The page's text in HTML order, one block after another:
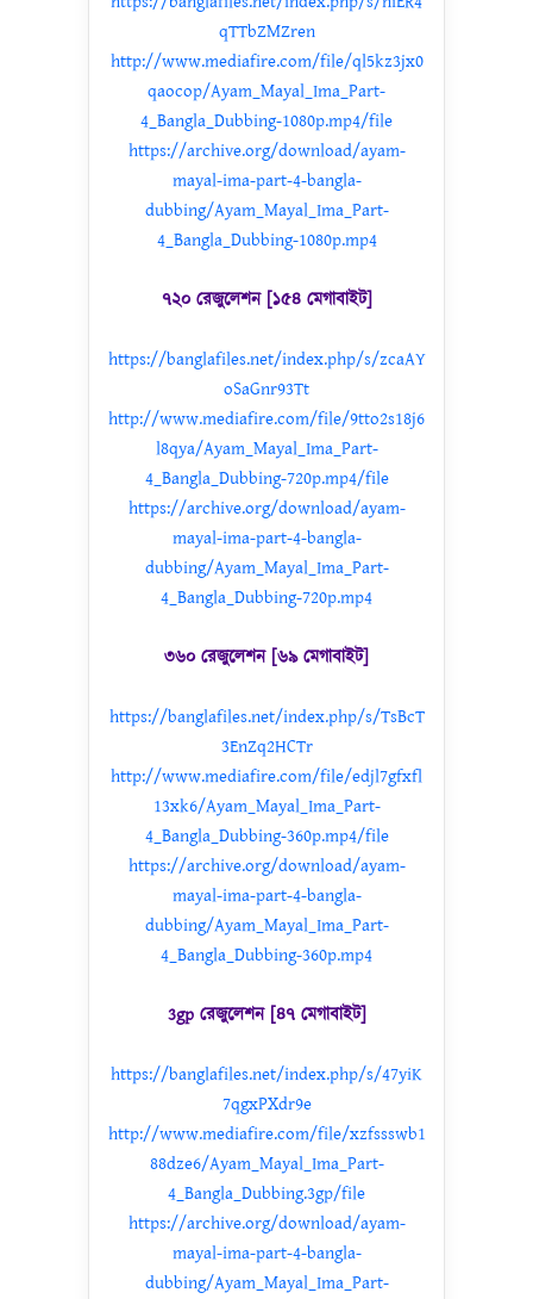
qTTbZMZren
http://www.mediafire.com/file/ql5kz3jx0
qaocop/Ayam_Mayal_Ima_Part-
4_Bangla_Dubbing-1080p.mp4/file
https://archive.org/download/ayam-
mayal-ima-part-4-bangla-
dubbing/Ayam_Mayal_Ima_Part-
4_Bangla_Dubbing-1080p.mp4
৭২০ রেজুলেশন [১৫৪ মেগাবাইট]
https://banglafiles.net/index.php/s/zcaAY
oSaGnr93Tt
http://www.mediafire.com/file/9tto2s18j6
l8qya/Ayam_Mayal_Ima_Part-
4_Bangla_Dubbing-720p.mp4/file
https://archive.org/download/ayam-
mayal-ima-part-4-bangla-
dubbing/Ayam_Mayal_Ima_Part-
4_Bangla_Dubbing-720p.mp4
৩৬০ রেজুলেশন [৬৯ মেগাবাইট]
https://banglafiles.net/index.php/s/TsBcT
3EnZq2HCTr
http://www.mediafire.com/file/edjl7gfxfl
13xk6/Ayam_Mayal_Ima_Part-
4_Bangla_Dubbing-360p.mp4/file
https://archive.org/download/ayam-
mayal-ima-part-4-bangla-
dubbing/Ayam_Mayal_Ima_Part-
4_Bangla_Dubbing-360p.mp4
3gp রেজুলেশন [৪৭ মেগাবাইট]
https://banglafiles.net/index.php/s/47yiK
7qgxPXdr9e
http://www.mediafire.com/file/xzfssswb1
88dze6/Ayam_Mayal_Ima_Part-
4_Bangla_Dubbing.3gp/file
https://archive.org/download/ayam-
mayal-ima-part-4-bangla-
dubbing/Ayam_Mayal_Ima_Part-